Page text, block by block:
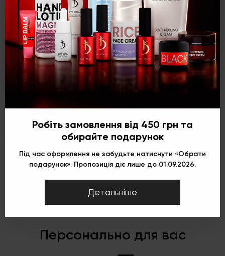
Укр Рус Eng
Гель фарба №41
Оптимальна палітра кольорів і простота в застосуванні
роблять гель фарбу гарним вибором для створення дизайнів з
візерунками різного ступеню складності. Гель фарба KODI
PROFESSIONAL розрахована на професійне застосування,
дозволяє в легкий і зручний спосіб створити на натуральних і
штучних нігтях мереживо, китайський розпис та інші візерунки.
Продукт характеризується оптимально щільною пігментацією
поспішаючи виконати візерунок без ризику його розтікання. Не
містить дисперсійного шару.
Гель фарба сушиться в UV-лампі протягом 1 - 2 хвилин, в LED-
лампі від 20 секунд до 1 хвилини.
Персонально для вас
Робіть замовлення від 450 грн та
обирайте подарунок
Під час оформлення не забудьте натиснути «Обрати
подарунок». Пропозиція діє лише до 01.09.2026.
Детальніше